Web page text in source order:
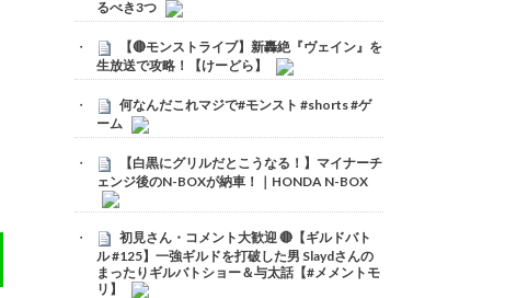
るべき3つ
【🔴モンストライブ】新轟絶『ヴェイン』を
生放送で攻略！【けーどら】
何なんだこれマジで#モンスト #shorts #ゲ
ーム
【白黒にグリルだとこうなる！】マイナーチ
ェンジ後のN-BOXが納車！｜HONDA N-BOX
初見さん・コメント大歓迎 🔴【ギルドバト
ル #125】一強ギルドを打破した男 Slaydさんの
まったりギルバトショー＆与太話【#メメントモ
リ】